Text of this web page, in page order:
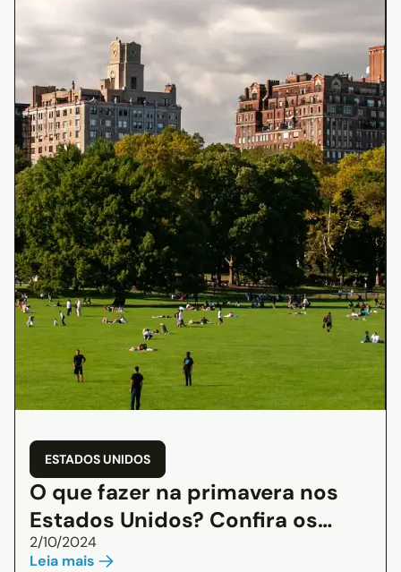
ESTADOS UNIDOS
O que fazer na primavera nos
Estados Unidos? Confira os
melhores destinos
2/10/2024
Leia mais